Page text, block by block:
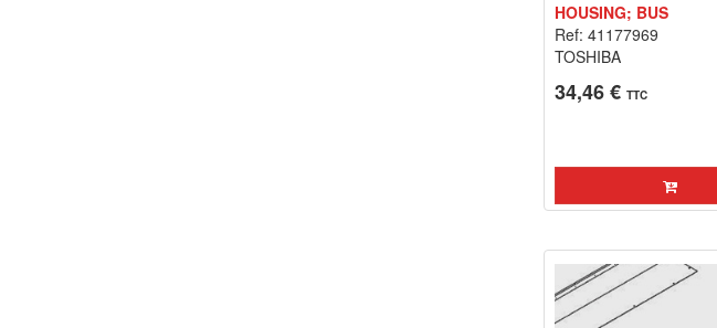
HOUSING; BUS
Ref: 41177969
TOSHIBA
34,46 € TTC